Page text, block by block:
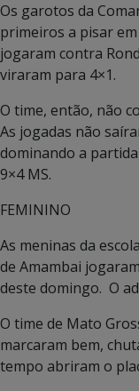
Os garotos da
primeiros a pisar
jogaram contra
viraram para 4×1.
O time, então, não
As jogadas não
dominando a partida
9×4 MS.
FEMININO
As meninas da
de Amambai
deste domingo. O
O time de Mato
marcaram bem,
tempo abriram o